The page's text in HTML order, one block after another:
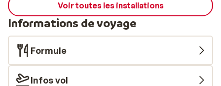
Voir toutes les installations
Informations de voyage
Formule
Infos vol